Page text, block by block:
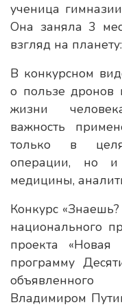
ученица
Она заняла 3
взгляд на
В конкурсном
о пользе дронов
жизни
важность
только в
операции, но и
медицины,
Конкурс
национального
проекта
программу
Владимиром